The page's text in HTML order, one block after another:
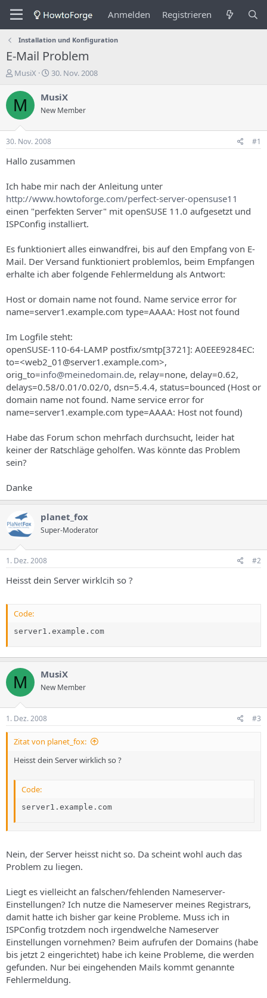
Anmelden Registrieren
Installation und Konfiguration
E-Mail Problem
E
s
t
e
e
r
s
T
h
e
s
MusiX
E
s
e
n
d
a
t
u
30. Nov. 2008
M MusiX
New Member
30. Nov. 2008 #1
Hallo zusammen
Ich habe mir nach der Anleitung unter
http://www.howtoforge.com/perfect-server-opensuse11
einen "perfekten Server" mit openSUSE 11.0 aufgesetzt und
ISPConfig installiert.
Es funktioniert alles einwandfrei, bis auf den Empfang von E-
Mail. Der Versand funktioniert problemlos, beim Empfangen
erhalte ich aber folgende Fehlermeldung als Antwort:
Host or domain name not found. Name service error for
name=server1.example.com type=AAAA: Host not found
Im Logfile steht:
openSUSE-110-64-LAMP postfix/smtp[3721]: A0EEE9284EC:
to=<web2_01@server1.example.com>,
orig_to=info@meinedomain.de, relay=none, delay=0.62,
delays=0.58/0.01/0.02/0, dsn=5.4.4, status=bounced (Host or
domain name not found. Name service error for
name=server1.example.com type=AAAA: Host not found)
Habe das Forum schon mehrfach durchsucht, leider hat
keiner der Ratschläge geholfen. Was könnte das Problem
sein?
Danke
planet_fox
Super-Moderator
1. Dez. 2008 #2
Heisst dein Server wirklcih so ?
Code:
server1.example.com
M MusiX
New Member
1. Dez. 2008 #3
Zitat von planet_fox:
Heisst dein Server wirklich so ?
Code:
server1.example.com
Nein, der Server heisst nicht so. Da scheint wohl auch das
Problem zu liegen.
Liegt es vielleicht an falschen/fehlenden Nameserver-
Einstellungen? Ich nutze die Nameserver meines Registrars,
damit hatte ich bisher gar keine Probleme. Muss ich in
ISPConfig trotzdem noch irgendwelche Nameserver
Einstellungen vornehmen? Beim aufrufen der Domains (habe
bis jetzt 2 eingerichtet) habe ich keine Probleme, die werden
gefunden. Nur bei eingehenden Mails kommt genannte
Fehlermeldung.